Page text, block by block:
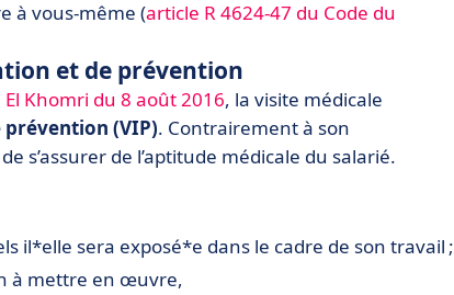
à vous-même (article R 4624-47 du Code du
et de prévention
El Khomri du 8 août 2016, la visite médicale
(VIP). Contrairement à son
s’assurer de l’aptitude médicale du salarié.
il*elle sera exposé*e dans le cadre de son travail ;
à mettre en œuvre,